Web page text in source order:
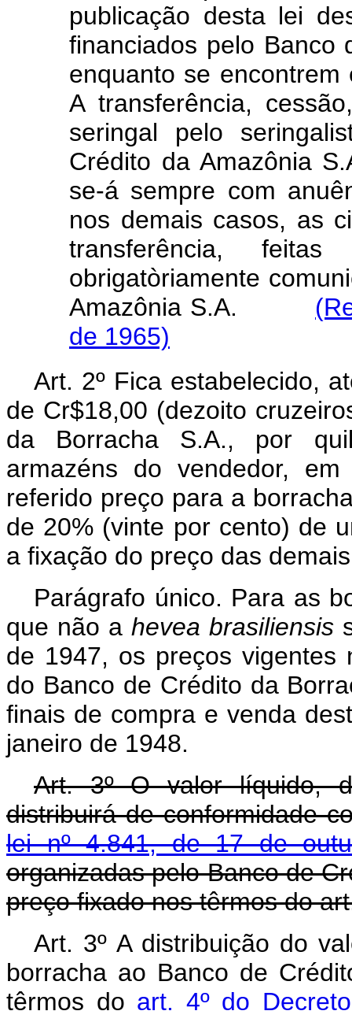
publicação desta lei
financiados pelo Banco
enquanto se
A transferência,
seringal pelo
Crédito da Amazônia
se-á sempre com
nos demais casos, as
transferência,
obrigatòriamente
Amazônia S.A.
de 1965)
Art. 2º Fica estabelecido,
de Cr$18,00 (dezoito
da Borracha S.A., por
armazéns do vendedor,
referido preço para a
de 20% (vinte por cento) de
a fixação do preço das
Parágrafo único. Para as
que não a hevea brasiliensis
de 1947, os preços
do Banco de Crédito da
finais de compra e venda
janeiro de 1948.
Art. 3º O valor líquido,
distribuirá de conformidade
lei nº 4.841, de 17 de
organizadas pelo Banco de
preço fixado nos têrmos do
Art. 3º A distribuição do
borracha ao Banco de
têrmos do art. 4º do